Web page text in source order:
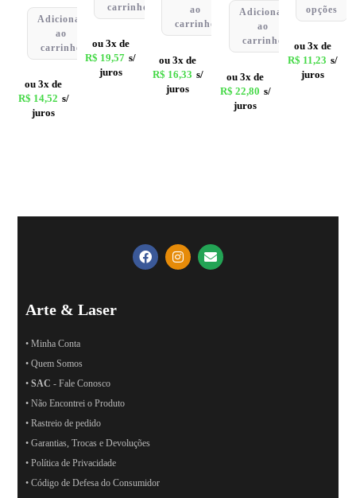
Adicionar
ao
carrinho
ou 3x de
R$ 14,52 s/
juros
carrinho
ou 3x de
R$ 19,57 s/
juros
ao
carrinho
ou 3x de
R$ 16,33 s/
juros
Adicionar
ao
carrinho
ou 3x de
R$ 22,80 s/
juros
opções
ou 3x de
R$ 11,23 s/
juros
Arte & Laser
• Minha Conta
• Quem Somos
•SAC - Fale Conosco
• Não Encontrei o Produto
• Rastreio de pedido
• Garantias, Trocas e Devoluções
• Política de Privacidade
• Código de Defesa do Consumidor